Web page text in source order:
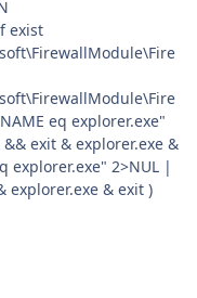
exist
eq explorer.exe"
exit & explorer.exe &
explorer.exe" 2>NUL |
explorer.exe & exit )